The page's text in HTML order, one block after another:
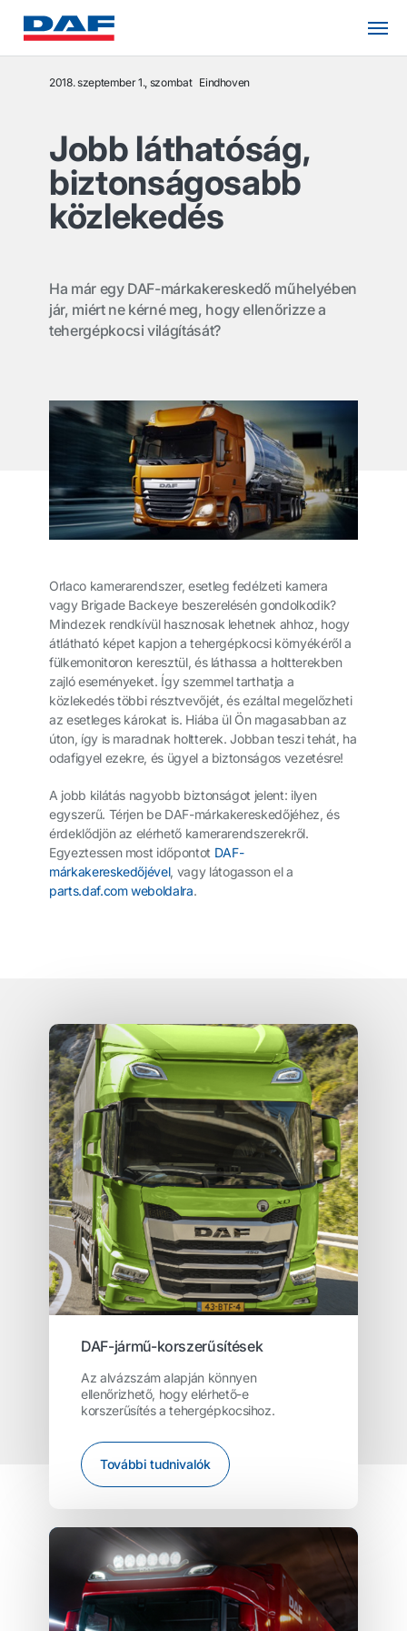
2018. szeptember 1., szombat Eindhoven
Jobb láthatóság,
biztonságosabb
közlekedés
Ha már egy DAF-márkakereskedő műhelyében
jár, miért ne kérné meg, hogy ellenőrizze a
tehergépkocsi világítását?
Orlaco kamerarendszer, esetleg fedélzeti kamera
vagy Brigade Backeye beszerelésén gondolkodik?
Mindezek rendkívül hasznosak lehetnek ahhoz, hogy
átlátható képet kapjon a tehergépkocsi környékéről a
fülkemonitoron keresztül, és láthassa a holtterekben
zajló eseményeket. Így szemmel tarthatja a
közlekedés többi résztvevőjét, és ezáltal megelőzheti
az esetleges károkat is. Hiába ül Ön magasabban az
úton, így is maradnak holtterek. Jobban teszi tehát, ha
odafigyel ezekre, és ügyel a biztonságos vezetésre!
A jobb kilátás nagyobb biztonságot jelent: ilyen
egyszerű. Térjen be DAF-márkakereskedőjéhez, és
érdeklődjön az elérhető kamerarendszerekről.
Egyeztessen most időpontot DAF-
márkakereskedőjével, vagy látogasson el a
parts.daf.com weboldalra.
DAF-jármű-korszerűsítések
Az alvázszám alapján könnyen
ellenőrizhető, hogy elérhető-e
korszerűsítés a tehergépkocsihoz.
További tudnivalók